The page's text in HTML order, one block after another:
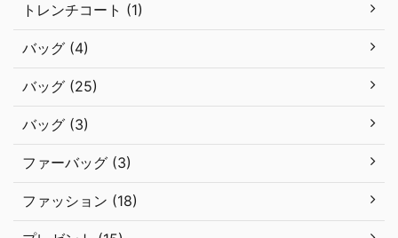
トレンチコート (1)
バッグ (4)
バッグ (25)
バッグ (3)
ファーバッグ (3)
ファッション (18)